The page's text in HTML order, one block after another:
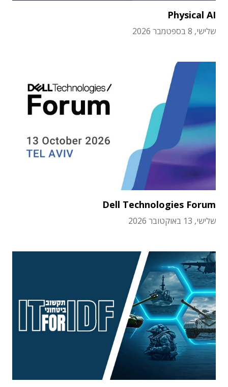
Physical AI
שלישי, 8 בספטמבר 2026
Dell Technologies Forum
שלישי, 13 באוקטובר 2026